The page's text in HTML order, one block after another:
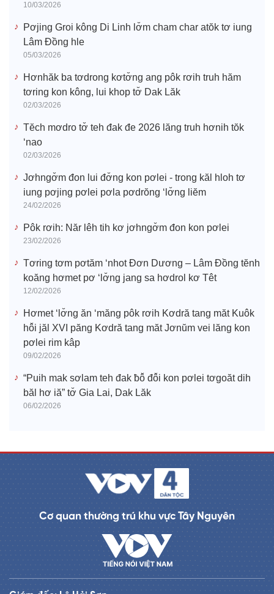
10/03/2026
Pơjing Groi kông Di Linh lơ̆m cham char atŏk tơ iung
Lâm Đồng hle
05/03/2026
Hơnhăk ba tơdrong kơtơ̆ng ang pôk rơih truh hăm
tơring kon kông, lui khop tơ̆ Dak Lăk
02/03/2026
Tĕch mơdro tơ̆ teh đak đe 2026 lăng truh hơnih tŏk
‘nao
02/03/2026
Jơhngơ̆m đon lui đơ̆ng kon pơlei - trong kăl hloh tơ
iung pơjing pơlei pơla pơdrŏng ‘lơ̆ng liĕm
24/02/2026
Pôk rơih: Năr lêh tih kơ jơhngơ̆m đon kon pơlei
23/02/2026
Tơring tơm pơtăm ‘nhot Đơn Dương – Lâm Đồng tĕnh
koăng hơmet pơ ‘lơ̆ng jang sa hơdrol kơ Têt
12/02/2026
Hơmet ‘lơ̆ng ăn ‘măng pôk rơih Kơdră tang măt Kuôk
hô̆i jăl XVI păng Kơdră tang măt Jơnŭm vei lăng kon
pơlei rim kâp
09/02/2026
“Puih mak sơlam teh đak ƀô̆ đô̆i kon pơlei tơgoăt dih
băl hơ iă” tơ̆ Gia Lai, Dak Lăk
06/02/2026
Cơ quan thường trú khu vực Tây Nguyên